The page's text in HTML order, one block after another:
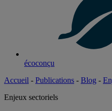
écoconçu
Accueil - Publications - Blog -
Enjeux sectoriels